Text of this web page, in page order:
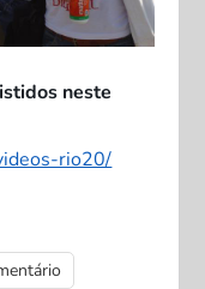
neste
rio20/